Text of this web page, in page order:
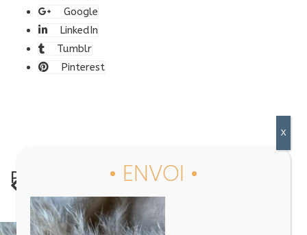
Google
LinkedIn
Tumblr
Pinterest
PRÉC.
Boucles d’oreilles croix éclat sacré